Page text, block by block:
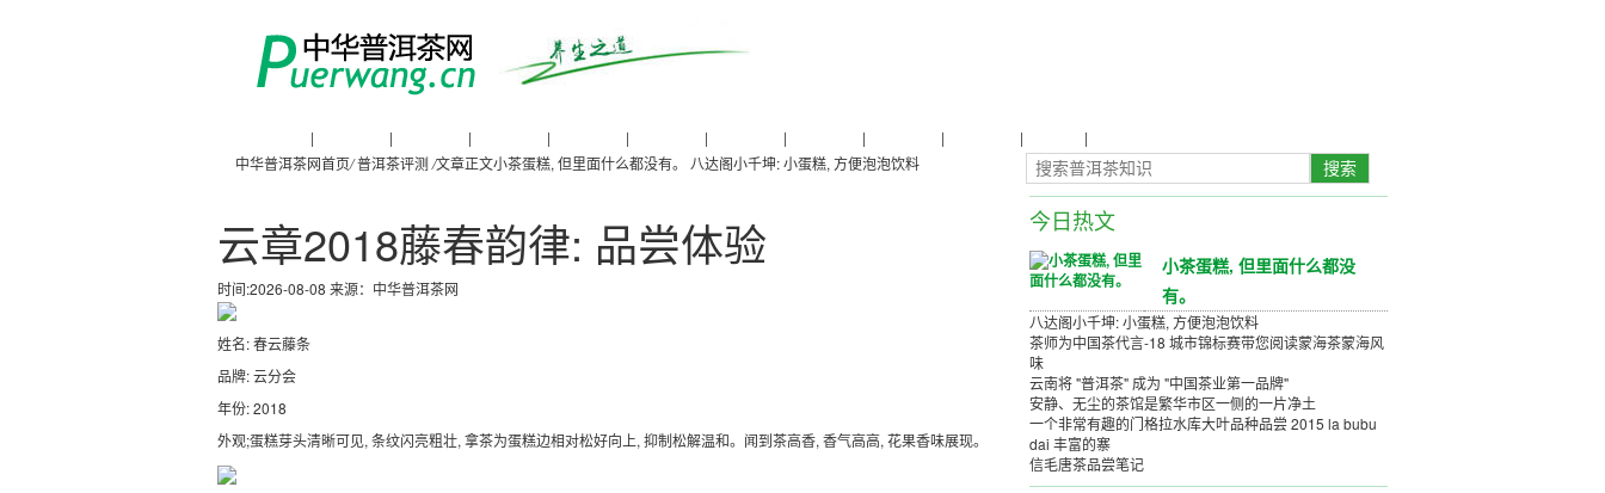
| | | | | | | | | | |
中华普洱茶网首页/普洱茶评测/文章正文小茶蛋糕, 但里面什么都没有。 八达阁小千坤: 小蛋糕, 方便泡泡饮料
云章2018藤春韵律: 品尝体验
时间:2026-08-08 来源： 中华普洱茶网
姓名: 春云藤条
品牌: 云分会
年份: 2018
外观;蛋糕芽头清晰可见, 条纹闪亮粗壮, 拿茶为蛋糕边相对松好向上, 抑制松解温和。闻到茶高香, 香气高高, 花果香味展现。
今日热文
小茶蛋糕, 但里面什么都没
有。
八达阁小千坤: 小蛋糕, 方便泡泡饮料
茶师为中国茶代言-18 城市锦标赛带您阅读蒙海茶蒙海风
味
云南将 "普洱茶" 成为 "中国茶业第一品牌"
安静、无尘的茶馆是繁华市区一侧的一片净土
一个非常有趣的门格拉水库大叶品种品尝 2015 la bubu
dai 丰富的寨
信毛唐茶品尝笔记